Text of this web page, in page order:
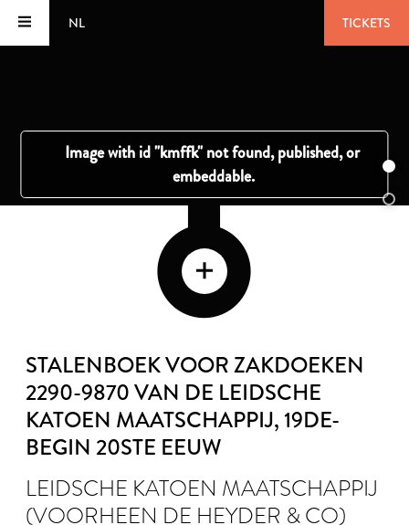
NL TICKETS
STALENBOEK VOOR ZAKDOEKEN
2290-9870 VAN DE LEIDSCHE
KATOEN MAATSCHAPPIJ, 19DE-
BEGIN 20STE EEUW
LEIDSCHE KATOEN MAATSCHAPPIJ
(VOORHEEN DE HEYDER & CO)